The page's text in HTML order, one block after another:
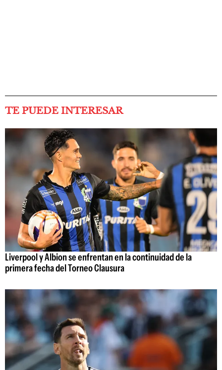
TE PUEDE INTERESAR
Liverpool y Albion se enfrentan en la continuidad de la
primera fecha del Torneo Clausura